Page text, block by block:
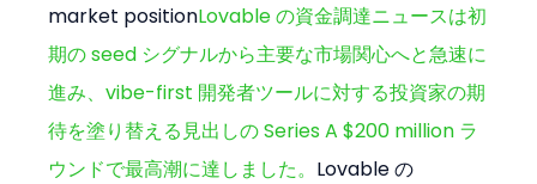
market positionLovable の資金調達ニュースは初
期の seed シグナルから主要な市場関心へと急速に
進み、vibe-first 開発者ツールに対する投資家の期
待を塗り替える見出しの Series A $200 million ラ
ウンドで最高潮に達しました。 Lovable の